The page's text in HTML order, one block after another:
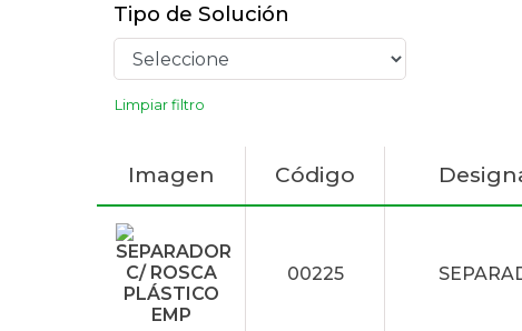
Tipo de Solución
Limpiar filtro
Imagen Código
00225